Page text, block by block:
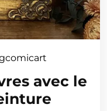
avec le